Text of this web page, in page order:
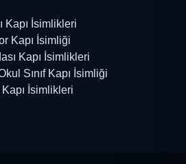
Kapı İsimlikleri
Kapı İsimliği
Kapı İsimlikleri
Sınıf Kapı İsimliği
İsimlikleri